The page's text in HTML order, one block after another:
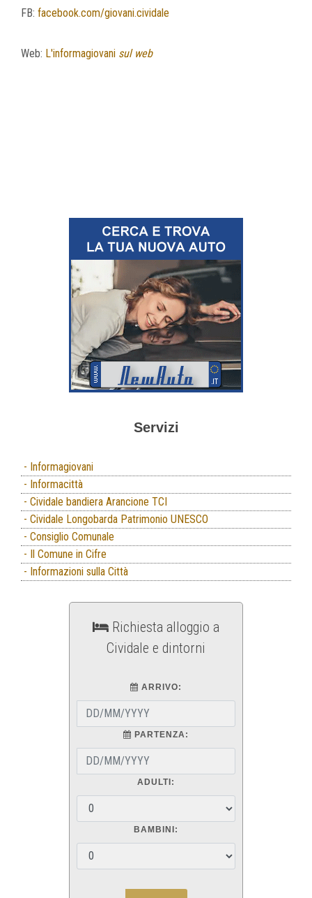
FB: facebook.com/giovani.cividale
Web: L'informagiovani sul web
Servizi
- Informagiovani
- Informacittà
- Cividale bandiera Arancione TCI
- Cividale Longobarda Patrimonio UNESCO
- Consiglio Comunale
- Il Comune in Cifre
- Informazioni sulla Città
Richiesta alloggio a
Cividale e dintorni
ARRIVO:
PARTENZA:
ADULTI:
BAMBINI: